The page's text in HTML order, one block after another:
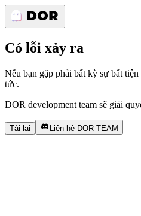
Có lỗi xảy ra
Nếu bạn gặp phải bất kỳ sự bất
tức.
DOR development team sẽ giải
Tải lại Liên hệ DOR TEAM